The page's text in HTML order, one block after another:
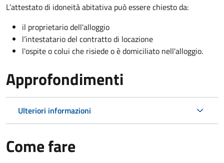
L’attestato di idoneità abitativa può essere chiesto da:
il proprietario dell'alloggio
l’intestatario del contratto di locazione
l'ospite o colui che risiede o è domiciliato nell'alloggio.
Approfondimenti
Ulteriori informazioni
Come fare